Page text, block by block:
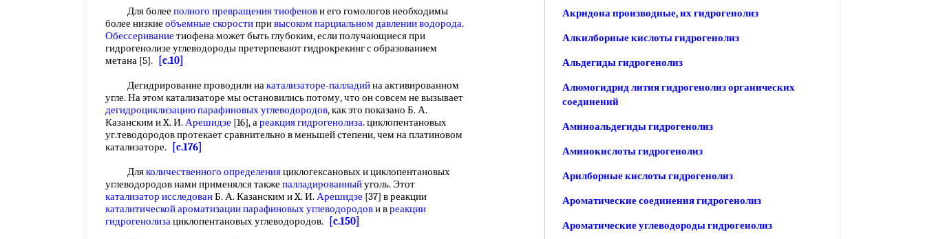
Для более полного превращениятиофенови его гомологов необходимы
более низкие объемные скоростипривысоком парциальном давлении водорода.
Обессеривание тиофена может быть глубоким, если получающиеся при
гидрогенолизе углеводороды претерпевают гидрокрекинг с образованием
метана [5].
[c.10]
Дегидрирование проводили накатализаторе-палладийна активированном
угле. На этом катализаторе мы остановились потому, что он совсем не вызывает
дегидроциклизацию парафиновых углеводородов, как это показано Б. А.
Казанским и X. И.Арешидзе [16], ареакция гидрогенолиза. циклопентановых
уг.теводородов протекает сравнительно в меньшей степени, чем на платиновом
катализаторе.
[c.176]
Дляколичественного определенияциклогексановых и циклопентановых
углеводородов нами применялся также палладированныйуголь. Этот
катализатор исследованБ. А. Казанским и X. И.Арешидзе [37] в реакции
каталитической ароматизации парафиновых углеводородови вреакции
гидрогенолизациклопентановых углеводородов.
[c.150]
Акридона производные, их гидрогенолиз
Алкилборные кислоты гидрогенолиз
Альдегиды гидрогенолиз
Алюмогидрид лития гидрогенолиз органических
соединений
Аминоальдегиды гидрогенолиз
Аминокислоты гидрогенолиз
Арилборные кислоты гидрогенолиз
Ароматические соединения гидрогенолиз
Ароматические углеводороды гидрогенолиз